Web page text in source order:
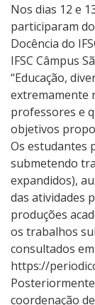
Nos dias 12 e
participaram
Docência do
IFSC Câmpus
“Educação,
extremamente
professores e
objetivos
Os estudantes
submetendo
expandidos),
das atividades
produções
os trabalhos
consultados em:
https://
coordenação